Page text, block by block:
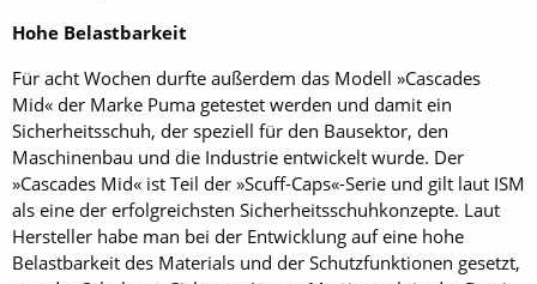
Hohe Belastbarkeit
Für acht Wochen durfte außerdem das Modell »Cascades
Mid« der Marke Puma getestet werden und damit ein
Sicherheitsschuh, der speziell für den Bausektor, den
Maschinenbau und die Industrie entwickelt wurde. Der
»Cascades Mid« ist Teil der »Scuff-Caps«-Serie und gilt laut ISM
als eine der erfolgreichsten Sicherheitsschuhkonzepte. Laut
Hersteller habe man bei der Entwicklung auf eine hohe
Belastbarkeit des Materials und der Schutzfunktionen gesetzt,